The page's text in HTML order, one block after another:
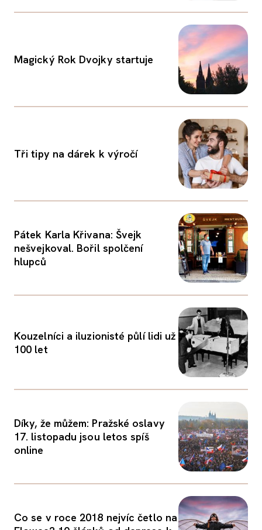
Magický Rok Dvojky startuje
Tři tipy na dárek k výročí
Pátek Karla Křivana: Švejk
nešvejkoval. Bořil spolčení
hlupců
Kouzelníci a iluzionisté půlí lidi už
100 let
Díky, že můžem: Pražské oslavy
17. listopadu jsou letos spíš
online
Co se v roce 2018 nejvíc četlo na